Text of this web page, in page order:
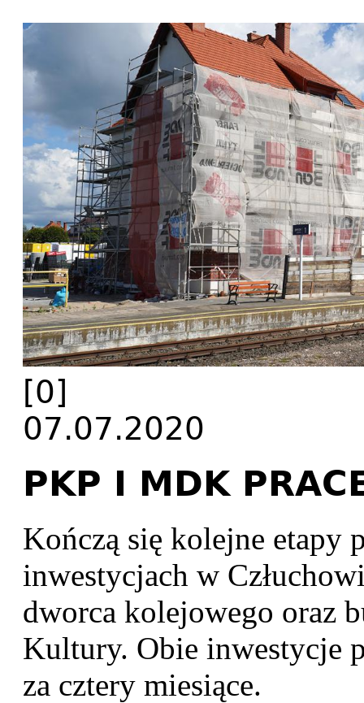
[0]
07.07.2020
PKP I MDK
Kończą się kolejne etapy
inwestycjach w
dworca kolejowego oraz
Kultury. Obie inwestycje
za cztery miesiące.